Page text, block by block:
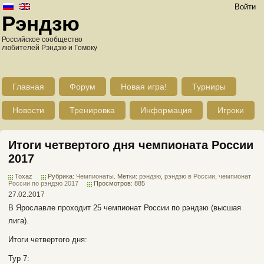
Войти
Рэндзю
Российское сообщество
любителей Рэндзю и Гомоку
Главная Форум Новая игра! Турниры
Новости Тренировка Информация Игроки
Итоги четвертого дня чемпионата России
2017
Toxaz Рубрика: Чемпионаты . Метки: рэндзю рэндзю в России чемпионат
России по рэндзю 2017
Просмотров: 885
27.02.2017
В Ярославле проходит 25 чемпионат России по рэндзю (высшая
лига).
Итоги четвертого дня:
Тур 7: